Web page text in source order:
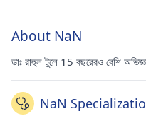
About NaN
ডাঃ রাহুল টুলে 15 বছরেরও বেশি
NaN